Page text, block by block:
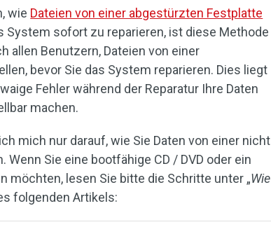
wie Dateien von einer abgestürzten Festplatte
System sofort zu reparieren, ist diese Methode
allen Benutzern, Dateien von einer
bevor Sie das System reparieren. Dies liegt
Fehler während der Reparatur Ihre Daten
machen.
mich nur darauf, wie Sie Daten von einer nicht
Sie eine bootfähige CD / DVD oder ein
möchten, lesen Sie bitte die Schritte unter „Wie
folgenden Artikels: